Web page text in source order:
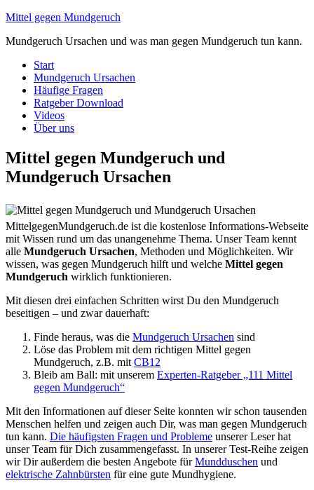
Mittel gegen Mundgeruch
Mundgeruch Ursachen und was man gegen Mundgeruch tun kann.
Start
Mundgeruch Ursachen
Häufige Fragen
Ratgeber Download
Videos
Über uns
Mittel gegen Mundgeruch und
Mundgeruch Ursachen
MittelgegenMundgeruch.de ist die kostenlose Informations-Webseite
mit Wissen rund um das unangenehme Thema. Unser Team kennt
alle Mundgeruch Ursachen, Methoden und Möglichkeiten. Wir
wissen, was gegen Mundgeruch hilft und welche Mittel gegen
Mundgeruch wirklich funktionieren.
Mit diesen drei einfachen Schritten wirst Du den Mundgeruch
beseitigen – und zwar dauerhaft:
Finde heraus, was die Mundgeruch Ursachen sind
Löse das Problem mit dem richtigen Mittel gegen
Mundgeruch, z.B. mit CB12
Bleib am Ball: mit unserem Experten-Ratgeber „111 Mittel
gegen Mundgeruch“
Mit den Informationen auf dieser Seite konnten wir schon tausenden
Menschen helfen und zeigen auch Dir, was man gegen Mundgeruch
tun kann. Die häufigsten Fragen und Probleme unserer Leser hat
unser Team für Dich zusammengefasst. In unserer Test-Reihe zeigen
wir Dir außerdem die besten Angebote fürMundduschen und
elektrische Zahnbürsten für eine gute Mundhygiene.